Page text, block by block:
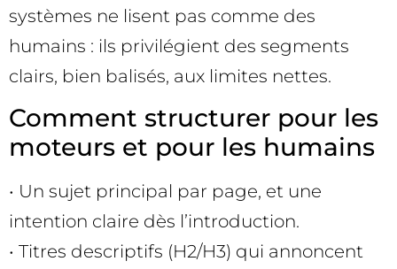
systèmes ne lisent pas comme des
humains : ils privilégient des segments
clairs, bien balisés, aux limites nettes.
Comment structurer pour les
moteurs et pour les humains
• Un sujet principal par page, et une
intention claire dès l’introduction.
• Titres descriptifs (H2/H3) qui annoncent